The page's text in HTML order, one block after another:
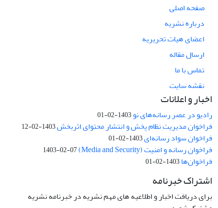
صفحه اصلی
درباره نشریه
اعضای هیات تحریریه
ارسال مقاله
تماس با ما
نقشه سایت
اخبار و اعلانات
رادیو در عصر رسانه‌های نو1403-02-01
فراخوان مدیریت نظام پخش و انتشار محتوای اثربخش1403-02-12
فراخوان سواد رسانه‌ای1403-02-01
فراخوان رسانه و امنیت (Media and Security) 1403-02-07
فراخوان‌ها1403-02-01
اشتراک خبرنامه
برای دریافت اخبار و اطلاعیه های مهم نشریه در خبرنامه نشریه